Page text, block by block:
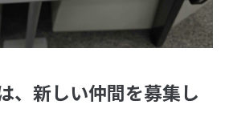
、新しい仲間を募集し